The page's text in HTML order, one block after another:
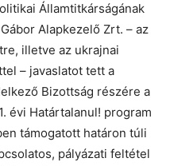
Államtitkárságának
Alapkezelő Zrt. – az
illetve az ukrajnai
– javaslatot tett a
Bizottság részére a
évi Határtalanul! program
támogatott határon túli
pályázati feltétel